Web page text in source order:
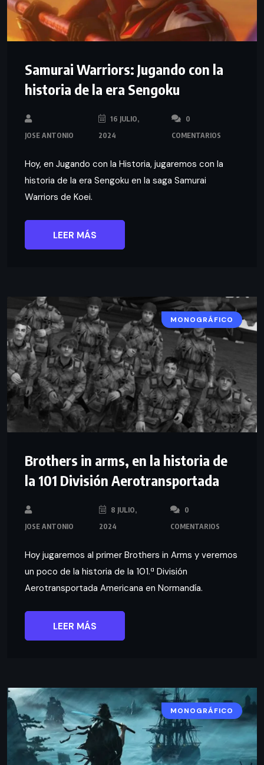
Samurai Warriors: Jugando con la
historia de la era Sengoku
JOSE ANTONIO
16 JULIO,
2024
0
COMENTARIOS
Hoy, en Jugando con la Historia, jugaremos con la
historia de la era Sengoku en la saga Samurai
Warriors de Koei.
LEER MÁS
MONOGRÁFICO
Brothers in arms, en la historia de
la 101 División Aerotransportada
JOSE ANTONIO
8 JULIO,
2024
0
COMENTARIOS
Hoy jugaremos al primer Brothers in Arms y veremos
un poco de la historia de la 101.ª División
Aerotransportada Americana en Normandía.
LEER MÁS
MONOGRÁFICO